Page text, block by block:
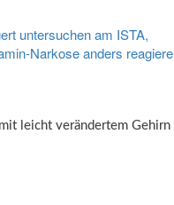
leicht verändertem Gehirn